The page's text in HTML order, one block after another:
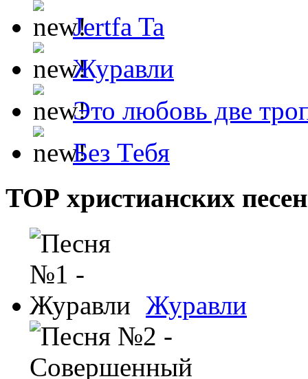
Jertfa Ta
Журавли
Это любовь две
Без Тебя
ТОР христианских песен
Журавли